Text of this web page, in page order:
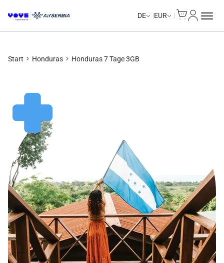
DE EUR
Start Honduras Honduras 7 Tage 3GB